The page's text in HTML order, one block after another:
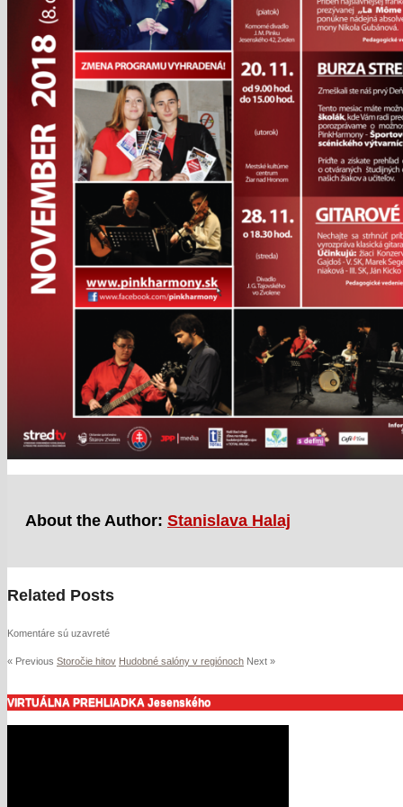
About the Author: Stanislava Halaj
Related Posts
Komentáre sú uzavreté
« Previous Storočie hitov Hudobné salóny v regiónoch Next »
VIRTUÁLNA PREHLIADKA Jesenského